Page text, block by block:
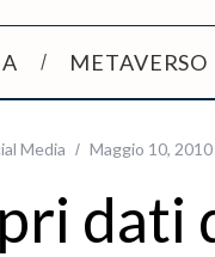
METAVERSO
Media Maggio 10, 2010
dati